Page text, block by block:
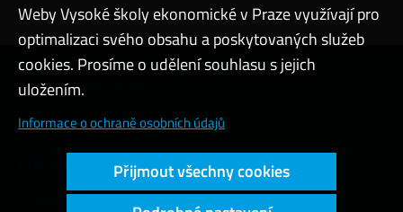
Kontaktovat podporu
Nastavení cookies
Přístupnost webu
Vysoký kontrast
Weby Vysoké školy ekonomické v Praze využívají pro
optimalizaci svého obsahu a poskytovaných služeb
cookies. Prosíme o udělení souhlasu s jejich
uložením.
Informace o ochraně osobních údajů
Přijmout všechny cookies